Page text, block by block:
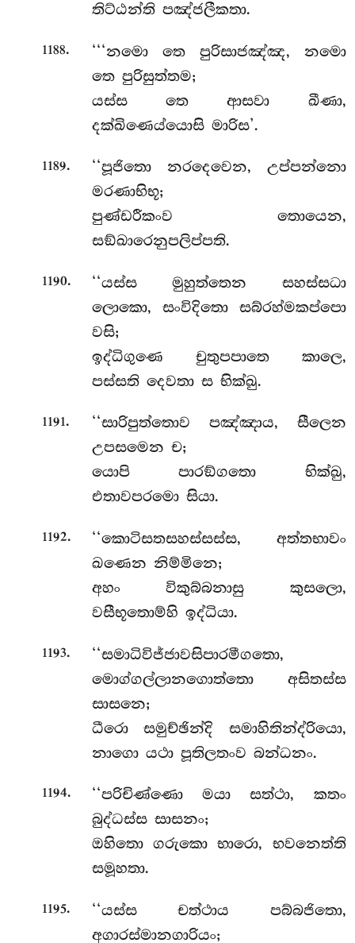
තිට්ඨන්ති පඤ්ජලීකතා.
1188. ‘‘‘නමො තෙ පුරිසාජඤ්ඤ, නමො
තෙ පුරිසුත්තම;
යස්ස තෙ ආසවා ඛීණා,
දක්ඛිණෙය්යොසි මාරිස’.
1189. ‘‘පූජිතො නරදෙවෙන, උප්පන්නො
මරණාභිභූ;
පුණ්ඩරීකංව තොයෙන,
සඞ්ඛාරෙනුපලිප්පති.
1190.
‘‘යස්ස මුහුත්තෙන සහස්සධා
ලොකො, සංවිදිතො සබ්රහ්මකප්පො
වසි;
ඉද්ධිගුණෙ චුතුපපාතෙ කාලෙ,
පස්සති දෙවතා ස භික්ඛු.
1191.
‘‘සාරිපුත්තොව පඤ්ඤාය, සීලෙන
උපසමෙන ච;
යොපි පාරඞ්ගතො භික්ඛු,
එතාවපරමො සියා.
1192.
‘‘කොටිසතසහස්සස්ස, අත්තභාවං
ඛණෙන නිම්මිනෙ;
අහං විකුබ්බනාසු කුසලො,
වසීභූතොම්හි ඉද්ධියා.
1193.
‘‘සමාධිවිජ්ජාවසිපාරමීගතො,
මොග්ගල්ලානගොත්තො අසිතස්ස
සාසනෙ;
ධීරො සමුච්ඡින්දි සමාහිතින්ද්රියො,
නාගො යථා පූතිලතංව බන්ධනං.
1194.
‘‘පරිචිණ්ණො මයා සත්ථා, කතං
බුද්ධස්ස සාසනං;
ඔහිතො ගරුකො භාරො, භවනෙත්ති
සමූහතා.
1195.
‘‘යස්ස චත්ථාය පබ්බජිතො,
අගාරස්මානගාරියං;